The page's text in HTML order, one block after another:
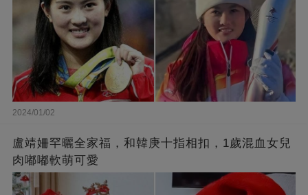
2024/01/02
盧靖姍罕曬全家福，和韓庚十指相扣，1歲混血女兒
肉嘟嘟軟萌可愛